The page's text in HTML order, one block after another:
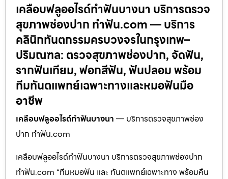
เคลือบฟลูออไรด์ทำฟันบางนา บริการตรวจ
สุขภาพช่องปาก ทำฟัน.com — บริการ
คลินิกทันตกรรมครบวงจรในกรุงเทพ–
ปริมณฑล: ตรวจสุขภาพช่องปาก, จัดฟัน,
รากฟันเทียม, ฟอกสีฟัน, ฟันปลอม พร้อม
ทีมทันตแพทย์เฉพาะทางและหมอฟันมือ
อาชีพ
เคลือบฟลูออไรด์ทำฟันบางนา — บริการตรวจสุขภาพช่อง
ปาก ทำฟัน.com
เคลือบฟลูออไรด์ทำฟันบางนา บริการตรวจสุขภาพช่องปาก
ทำฟัน.com “ทีมหมอฟัน และ ทันตแพทย์เฉพาะทาง พร้อมคืน